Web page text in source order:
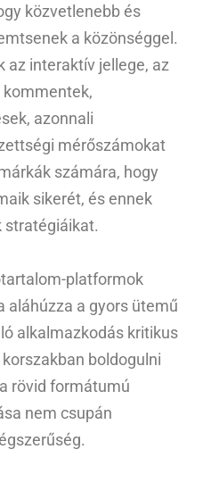
közvetlenebb és
a közönséggel.
az interaktív jellege, az
kommentek,
azonnali
mérőszámokat
számára, hogy
sikerét, és ennek
stratégiáikat.
platformok
aláhúzza a gyors ütemű
alkalmazkodás kritikus
boldogulni
rövid formátumú
nem csupán